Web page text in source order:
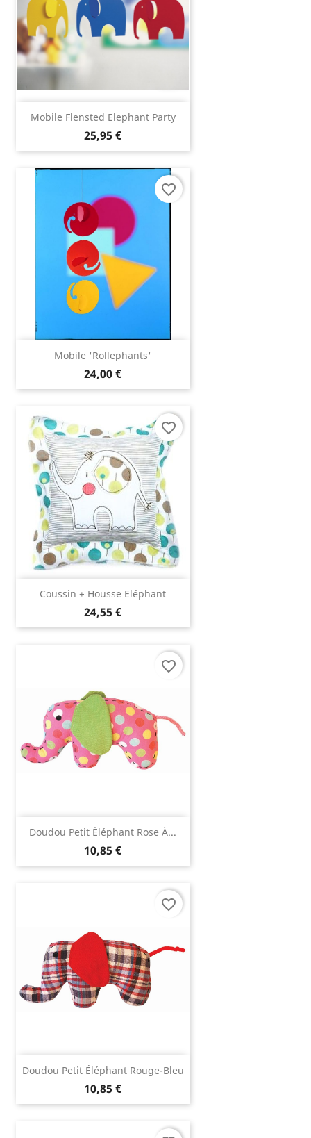
Mobile Flensted Elephant Party
25,95 €
Mobile 'Rollephants'
24,00 €
favorite_border
Coussin + Housse Eléphant
24,55 €
favorite_border
Doudou Petit Éléphant Rose À...
10,85 €
favorite_border
Doudou Petit Éléphant Rouge-Bleu
10,85 €
favorite_border